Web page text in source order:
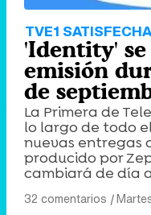
TVE1 SATISFECHA
'Identity' se
emisión
de
La Primera de
lo largo de todo
nuevas entregas
producido por
cambiará de día
32 comentarios |